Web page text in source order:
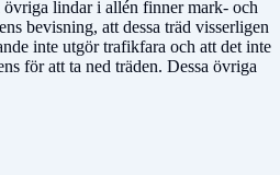
övriga lindar i allén finner mark- och
bevisning, att dessa träd visserligen
inte utgör trafikfara och att det inte
för att ta ned träden. Dessa övriga